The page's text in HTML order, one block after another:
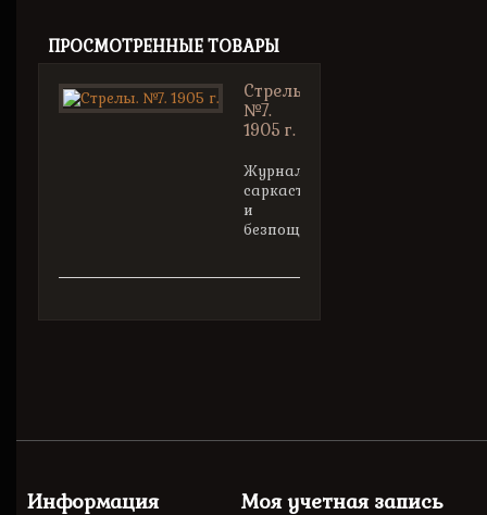
ПРОСМОТРЕННЫЕ ТОВАРЫ
Стрелы.
№7.
1905 г.
Журнал
саркастический
и
безпощадный.
Информация Моя учетная запись